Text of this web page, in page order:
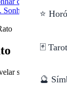
⭐
🃏
🔮
Sonhar com
sobre suas